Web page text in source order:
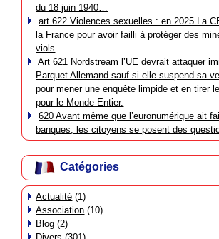
du 18 juin 1940…
art 622 Violences sexuelles : en 2025 La
la France pour avoir failli à protéger des
viols
Art 621 Nordstream l’UE devrait attaquer
Parquet Allemand sauf si elle suspend sa
pour mener une enquête limpide et en tirer
pour le Monde Entier.
620 Avant même que l’euronumérique ait
banques, les citoyens se posent des
Catégories
Actualité (1)
Association (10)
Blog (2)